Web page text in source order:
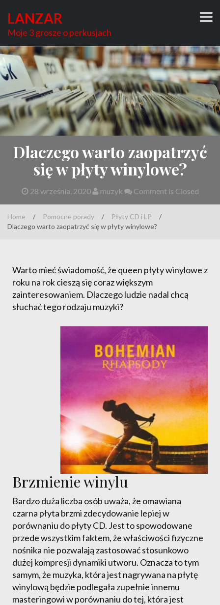
content
LANZAR
Moje 3 grosze o perkusjach
Dlaczego warto zaopatrzyć
się w płyty winylowe?
28 września, 2020 muzyk Comment is Closed
Home / Pomocne porady / Płyty CD i LP
/
Dlaczego warto zaopatrzyć się w płyty winylowe?
Warto mieć świadomość, że queen płyty winylowe z
roku na rok cieszą się coraz większym
zainteresowaniem. Dlaczego ludzie nadal chcą
słuchać tego rodzaju muzyki?
Brzmienie winylu
Bardzo duża liczba osób uważa, że omawiana
czarna płyta brzmi zdecydowanie lepiej w
porównaniu do płyty CD. Jest to spowodowane
przede wszystkim faktem, że właściwości fizyczne
nośnika nie pozwalają zastosować stosunkowo
dużej kompresji dynamiki utworu. Oznacza to tym
samym, że muzyka, która jest nagrywana na płytę
winylową będzie podlegała zupełnie innemu
masteringowi w porównaniu do tej, która jest